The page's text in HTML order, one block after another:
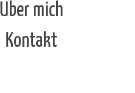
Über mich
Kontakt